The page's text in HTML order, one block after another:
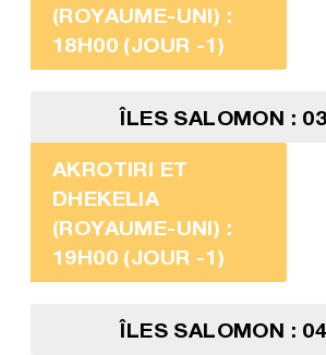
(ROYAUME-UNI) :
18H00 (JOUR -1)
ÎLES SALOMON :
AKROTIRI ET
DHEKELIA
(ROYAUME-UNI) :
19H00 (JOUR -1)
ÎLES SALOMON :